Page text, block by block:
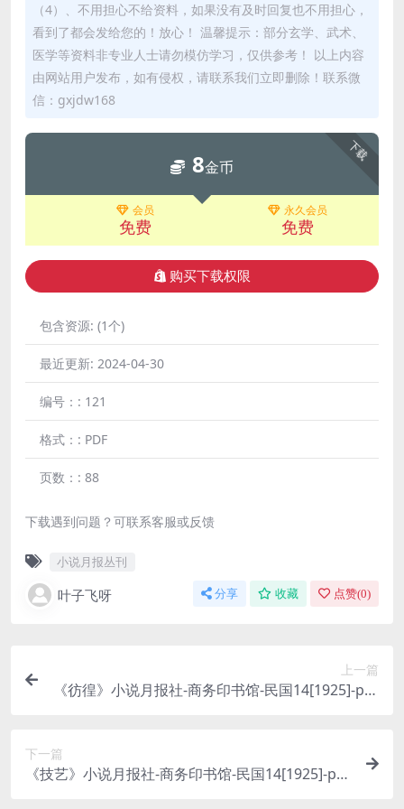
（4）、不用担心不给资料，如果没有及时回复也不用担心，
看到了都会发给您的！放心！ 温馨提示：部分玄学、武术、
医学等资料非专业人士请勿模仿学习，仅供参考！ 以上内容
由网站用户发布，如有侵权，请联系我们立即删除！联系微
信：gxjdw168
下载
8金币
会员
免费
永久会员
免费
购买下载权限
包含资源: (1个)
最近更新: 2024-04-30
编号：: 121
格式：: PDF
页数：: 88
下载遇到问题？可联系客服或反馈
小说月报丛刊
叶子飞呀 分享 收藏 点赞(0)
上一篇
《彷徨》小说月报社-商务印书馆-民国14[1925]-pdf
下一篇
《技艺》小说月报社-商务印书馆-民国14[1925]-pdf